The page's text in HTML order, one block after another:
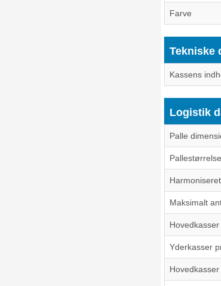
Farve
Tekniske
Kassens
Logistik
Palle
Maksimalt
Yderkasser